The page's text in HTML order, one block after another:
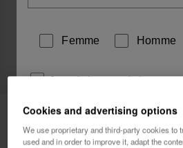
Havaianas Haut de Maillot
Logomania
Femme Homme
Je souhaite recevoir des
Politique de Confidentialité.
Cookies and advertising options
We use proprietary and third-party cookies to
used and in order to improve it, adapt the